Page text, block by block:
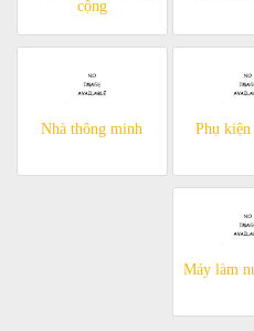
cộng
Nhà thông minh Phụ
Máy làm